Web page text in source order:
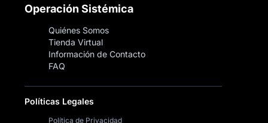
Operación Sistémica
Quiénes Somos
Tienda Virtual
Información de Contacto
FAQ
Políticas Legales
Política de Privacidad